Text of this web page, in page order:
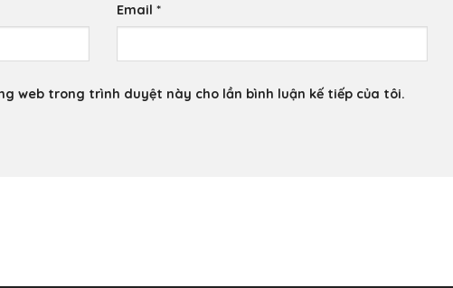
Email*
web trong trình duyệt này cho lần bình luận kế tiếp của tôi.